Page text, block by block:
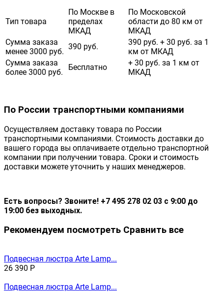
Тип товара
По Москве в
пределах
МКАД
По Московской
области до 80 км от
МКАД
Сумма заказа
менее 3000 руб.
390 руб.
390 руб. + 30 руб. за 1
км от МКАД
Сумма заказа
более 3000 руб.
Бесплатно
+ 30 руб. за 1 км от
МКАД
По России транспортными компаниями
Осуществляем доставку товара по России
транспортными компаниями. Стоимость доставки до
вашего города вы оплачиваете отдельно транспортной
компании при получении товара. Сроки и стоимость
доставки можете уточнить у наших менеджеров.
Есть вопросы? Звоните! +7 495 278 02 03 с 9:00 до
19:00 без выходных.
Рекомендуем посмотреть Сравнить все
Подвесная люстра Arte Lamp...
26 390 Р
Подвесная люстра Arte Lamp...